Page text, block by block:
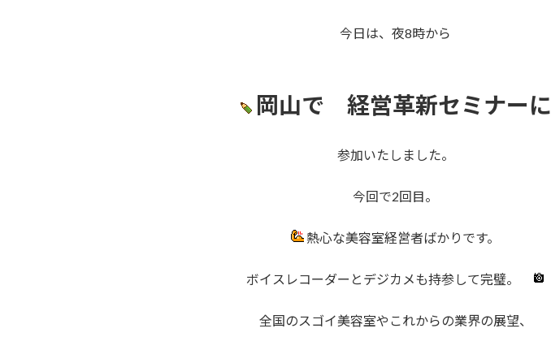
今日は、夜8時から
岡山で 経営革新セミナーに
参加いたしました。
今回で2回目。
熱心な美容室経営者ばかりです。
ボイスレコーダーとデジカメも持参して完璧。
全国のスゴイ美容室やこれからの業界の展望、